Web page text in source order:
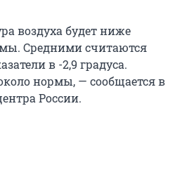
воздуха будет ниже
Средними считаются
в -2,9 градуса.
нормы, — сообщается в
России.